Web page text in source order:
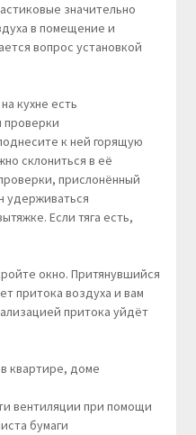
значительно
в помещение и
вопрос установкой
кухне есть
проверки
к ней горящую
склониться в её
прислонённый
удерживаться
Если тяга есть,
окно. Притянувшийся
притока воздуха и вам
притока уйдёт
вентиляции при помощи
бумаги